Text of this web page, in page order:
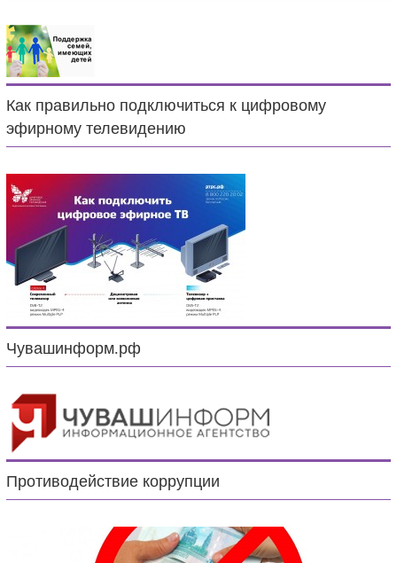
Как правильно подключиться к цифровому
эфирному телевидению
Чувашинформ.рф
Противодействие коррупции